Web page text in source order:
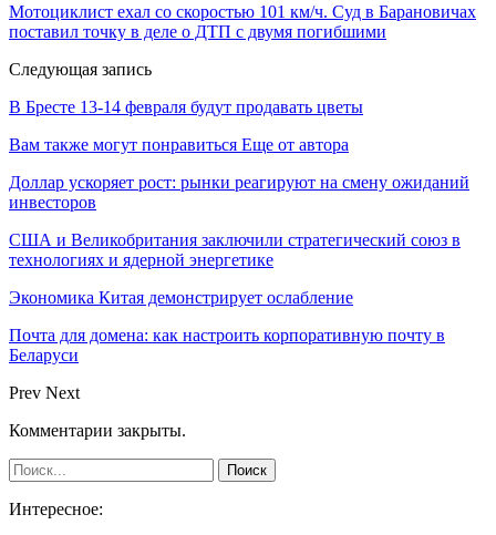
Мотоциклист ехал со скоростью 101 км/ч. Суд в Барановичах
поставил точку в деле о ДТП с двумя погибшими
Следующая запись
В Бресте 13-14 февраля будут продавать цветы
Вам также могут понравиться Еще от автора
Доллар ускоряет рост: рынки реагируют на смену ожиданий
инвесторов
США и Великобритания заключили стратегический союз в
технологиях и ядерной энергетике
Экономика Китая демонстрирует ослабление
Почта для домена: как настроить корпоративную почту в
Беларуси
Prev Next
Комментарии закрыты.
Интересное: